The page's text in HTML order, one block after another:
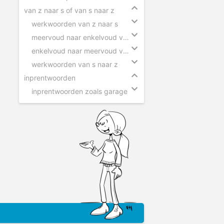
van z naar s of van s naar z
werkwoorden van z naar s
meervoud naar enkelvoud van z naar s
enkelvoud naar meervoud van s naar z
werkwoorden van s naar z
inprentwoorden
inprentwoorden zoals garage